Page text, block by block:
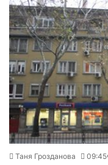
Таня Грозданова